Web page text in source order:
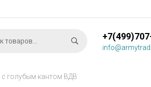
голубым кантом ВДВ